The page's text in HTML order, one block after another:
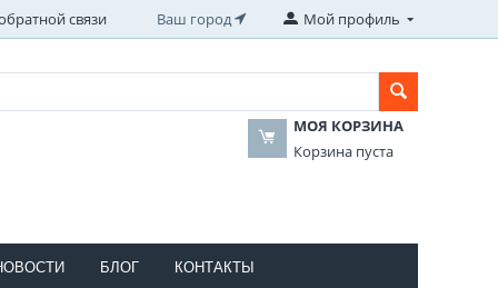
связи Ваш город Мой профиль
МОЯ КОРЗИНА
Корзина пуста
БЛОГ КОНТАКТЫ